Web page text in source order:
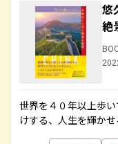
悠
絶
世界を４０年以上歩
けする、人生を輝か